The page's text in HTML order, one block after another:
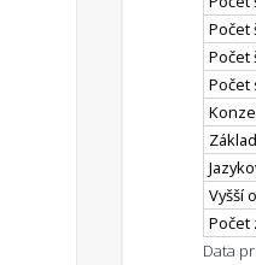
Počet
Počet
Počet
Vyšší
Počet
Data